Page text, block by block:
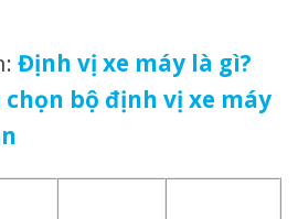
Định vị xe máy là gì?
bộ định vị xe máy